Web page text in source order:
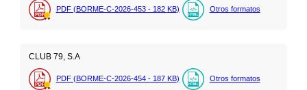
PDF (BORME-C-2026-453 - 182 KB) Otros formatos
CLUB 79, S.A
PDF (BORME-C-2026-454 - 187 KB) Otros formatos